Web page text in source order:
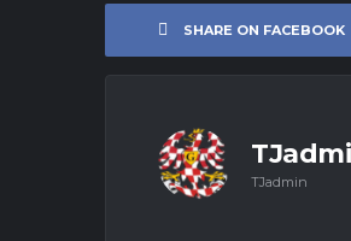
SHARE ON FACEBOOK
TJadmin